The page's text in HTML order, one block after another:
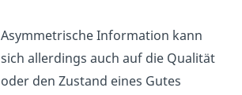
Asymmetrische Information kann
sich allerdings auch auf die Qualität
oder den Zustand eines Gutes